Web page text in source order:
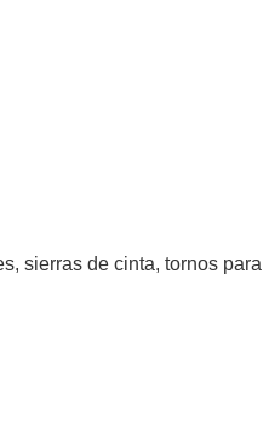
sierras de cinta, tornos para